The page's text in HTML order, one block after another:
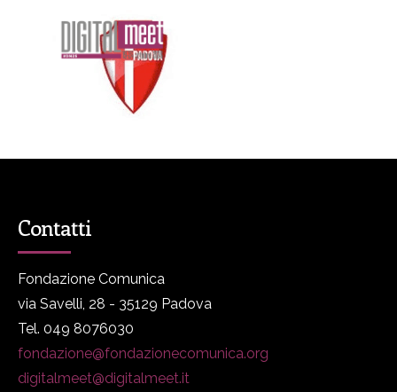
Contatti
Fondazione Comunica
via Savelli, 28 - 35129 Padova
Tel. 049 8076030
fondazione@fondazionecomunica.org
digitalmeet@digitalmeet.it